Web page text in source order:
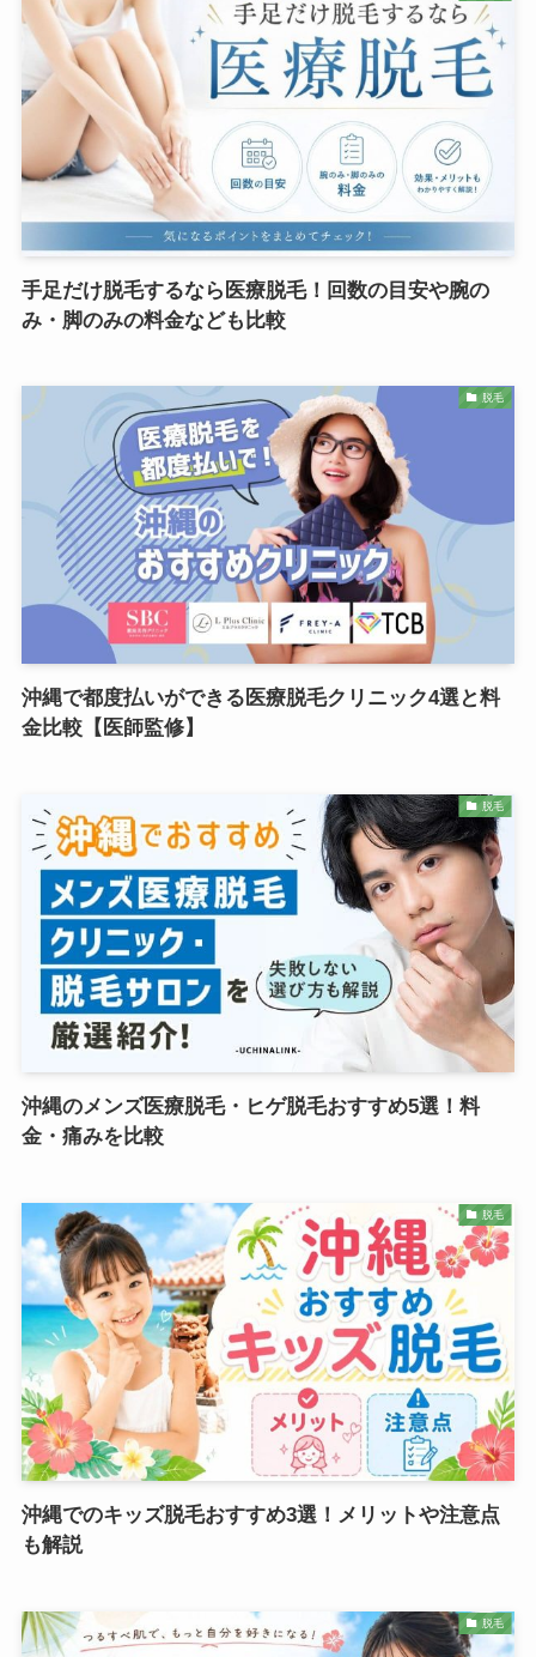
手足だけ脱毛するなら医療脱毛！回数の目安や腕の
み・脚のみの料金なども比較
脱毛
沖縄で都度払いができる医療脱毛クリニック4選と料
金比較【医師監修】
脱毛
沖縄のメンズ医療脱毛・ヒゲ脱毛おすすめ5選！料
金・痛みを比較
脱毛
沖縄でのキッズ脱毛おすすめ3選！メリットや注意点
も解説
脱毛